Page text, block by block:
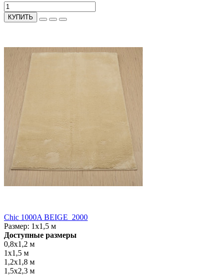
КУПИТЬ
Chic 1000A BEIGE_2000
Размер: 1x1,5 м
Доступные размеры
0,8x1,2 м
1x1,5 м
1,2x1,8 м
1,5x2,3 м